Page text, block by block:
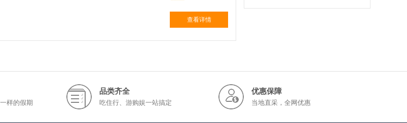
查看详情
5%，山、水、林生态环境保持优良。金
的色彩与蓝天、白云、山川、河流构成一
幅醉人的金秋画卷。刚好应证了唐代著名
样的假期
品类齐全
吃住行、游购娱一站搞定
优惠保障
当地直采，全网优惠